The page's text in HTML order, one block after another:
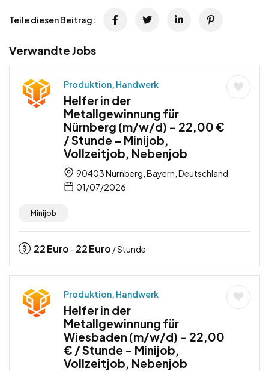
Teile diesen Beitrag:
Verwandte Jobs
Produktion, Handwerk
Helfer in der
Metallgewinnung für
Nürnberg (m/w/d) – 22,00 €
/ Stunde – Minijob,
Vollzeitjob, Nebenjob
90403 Nürnberg, Bayern, Deutschland
01/07/2026
Minijob
22Euro - 22Euro / Stunde
Produktion, Handwerk
Helfer in der
Metallgewinnung für
Wiesbaden (m/w/d) – 22,00
€ / Stunde – Minijob,
Vollzeitjob, Nebenjob